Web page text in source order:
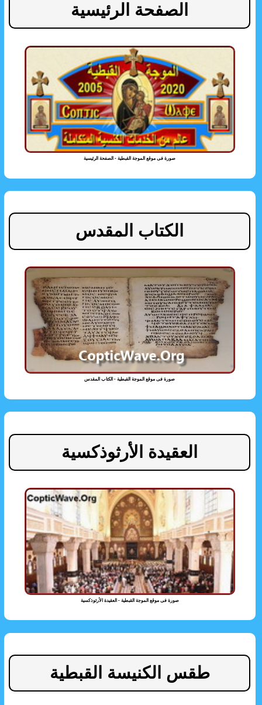
الصفحة الرئيسية
صورة فى موقع الموجة القبطية - الصفحة الرئيسية
الكتاب المقدس
صورة فى موقع الموجة القبطية - الكتاب المقدس
العقيدة الأرثوذكسية
صورة فى موقع الموجة القبطية - العقيدة الأرثوذكسية
طقس الكنيسة القبطية